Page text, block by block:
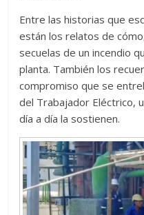
Entre las historias que
están los relatos de
secuelas de un incendio
planta. También los
compromiso que se
del Trabajador Eléctrico,
día a día la sostienen.